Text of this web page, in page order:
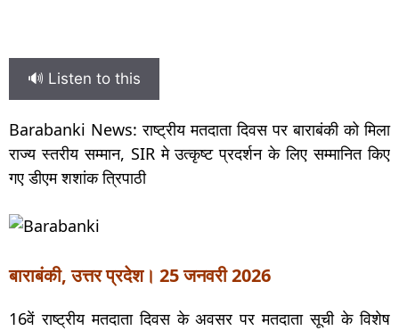
🔊 Listen to this
Barabanki News: राष्ट्रीय मतदाता दिवस पर बाराबंकी को मिला
राज्य स्तरीय सम्मान, SIR मे उत्कृष्ट प्रदर्शन के लिए सम्मानित किए
गए डीएम शशांक त्रिपाठी
बाराबंकी, उत्तर प्रदेश। 25 जनवरी 2026
16वें राष्ट्रीय मतदाता दिवस के अवसर पर मतदाता सूची के विशेष